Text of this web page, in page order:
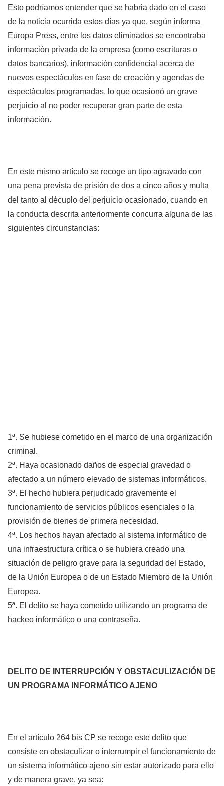
Esto podríamos entender que se habria dado en el caso
de la noticia ocurrida estos días ya que, según informa
Europa Press, entre los datos eliminados se encontraba
información privada de la empresa (como escrituras o
datos bancarios), información confidencial acerca de
nuevos espectáculos en fase de creación y agendas de
espectáculos programadas, lo que ocasionó un grave
perjuicio al no poder recuperar gran parte de esta
información.
En este mismo artículo se recoge un tipo agravado con
una pena prevista de prisión de dos a cinco años y multa
del tanto al décuplo del perjuicio ocasionado, cuando en
la conducta descrita anteriormente concurra alguna de las
siguientes circunstancias:
1ª. Se hubiese cometido en el marco de una organización
criminal.
2ª. Haya ocasionado daños de especial gravedad o
afectado a un número elevado de sistemas informáticos.
3ª. El hecho hubiera perjudicado gravemente el
funcionamiento de servicios públicos esenciales o la
provisión de bienes de primera necesidad.
4ª. Los hechos hayan afectado al sistema informático de
una infraestructura crítica o se hubiera creado una
situación de peligro grave para la seguridad del Estado,
de la Unión Europea o de un Estado Miembro de la Unión
Europea.
5ª. El delito se haya cometido utilizando un programa de
hackeo informático o una contraseña.
DELITO DE INTERRUPCIÓN Y OBSTACULIZACIÓN DE
UN PROGRAMA INFORMÁTICO AJENO
En el artículo 264 bis CP se recoge este delito que
consiste en obstaculizar o interrumpir el funcionamiento de
un sistema informático ajeno sin estar autorizado para ello
y de manera grave, ya sea: